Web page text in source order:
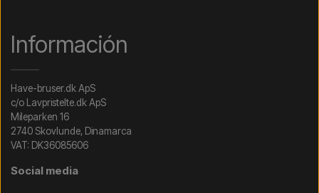
Información
Have-bruser.dk ApS
c/o Lavpristelte.dk ApS
Mileparken 16
2740 Skovlunde, Dinamarca
VAT: DK36085606
Social media